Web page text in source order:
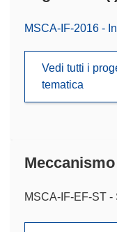
MSCA-IF-2016 -
Vedi tutti i
tematica
MSCA-IF-EF-ST -